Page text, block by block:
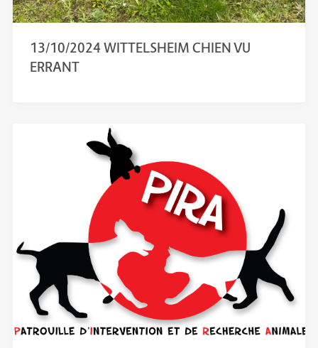
13/10/2024 WITTELSHEIM CHIEN VU
ERRANT